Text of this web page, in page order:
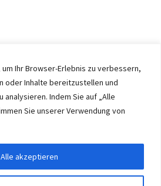
Ihr Browser-Erlebnis zu verbessern,
oder Inhalte bereitzustellen und
Indem Sie auf „Alle
Sie unserer Verwendung von
Alle akzeptieren
Germany, member of the ERUON